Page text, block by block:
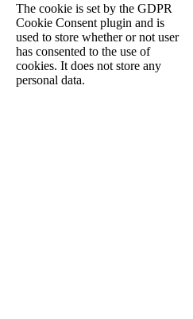
The cookie is set by the GDPR
Cookie Consent plugin and is
used to store whether or not user
has consented to the use of
cookies. It does not store any
personal data.